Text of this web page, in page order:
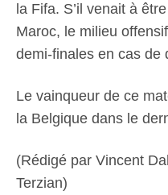
la Fifa. S’il venait à
Maroc, le milieu
demi-finales en cas de
Le vainqueur de ce
la Belgique dans le
(Rédigé par Vincent
Terzian)